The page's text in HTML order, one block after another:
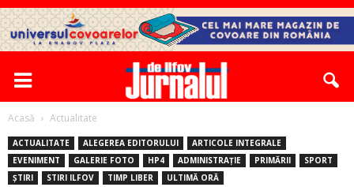
Acasă Actualitate
ACTUALITATE ALEGEREA EDITORULUI
ARTICOLE INTEGRALE
EVENIMENT
GALERIE FOTO HP4 ADMINISTRAȚIE PRIMĂRII
SPORT
ȘTIRI
STIRI ILFOV TIMP LIBER ULTIMĂ ORĂ